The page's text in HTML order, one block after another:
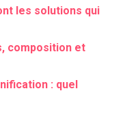
les solutions qui
composition et
: quel